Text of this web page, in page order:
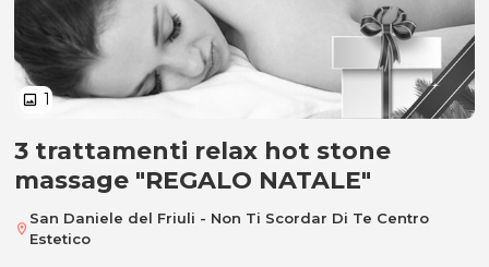
image 1
3 trattamenti relax hot stone
3 trattamenti relax hot stone
massage "REGALO NATALE"
location_on
San Daniele del Friuli - Non Ti Scordar Di Te Centro
Estetico